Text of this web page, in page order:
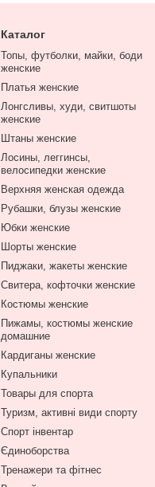
Каталог
Топы, футболки, майки, боди
женские
Платья женские
Лонгсливы, худи, свитшоты
женские
Штаны женские
Лосины, леггинсы,
велосипедки женские
Верхняя женская одежда
Рубашки, блузы женские
Юбки женские
Шорты женские
Пиджаки, жакеты женские
Свитера, кофточки женские
Костюмы женские
Пижамы, костюмы женские
домашние
Кардиганы женские
Купальники
Товары для спорта
Туризм, активні види спорту
Спорт інвентар
Єдиноборства
Тренажери та фітнес